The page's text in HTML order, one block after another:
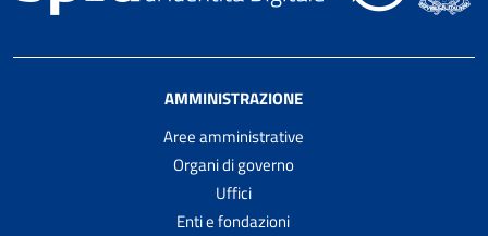
AMMINISTRAZIONE
Aree amministrative
Organi di governo
Uffici
Enti e fondazioni